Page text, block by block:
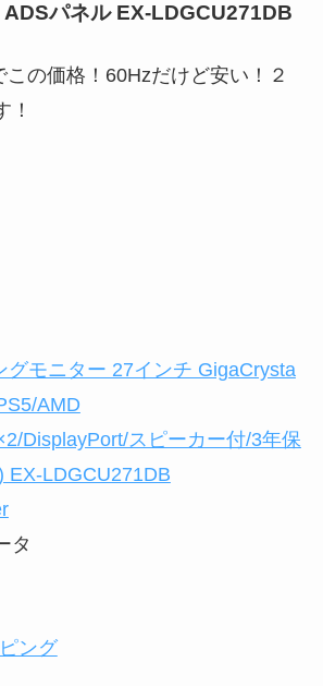
パネル EX-LDGCU271DB
の価格！60Hzだけど安い！２
！
グモニター 27インチ GigaCrysta
AMD
DisplayPort/スピーカー付/3年保
EX-LDGCU271DB
タ
ング